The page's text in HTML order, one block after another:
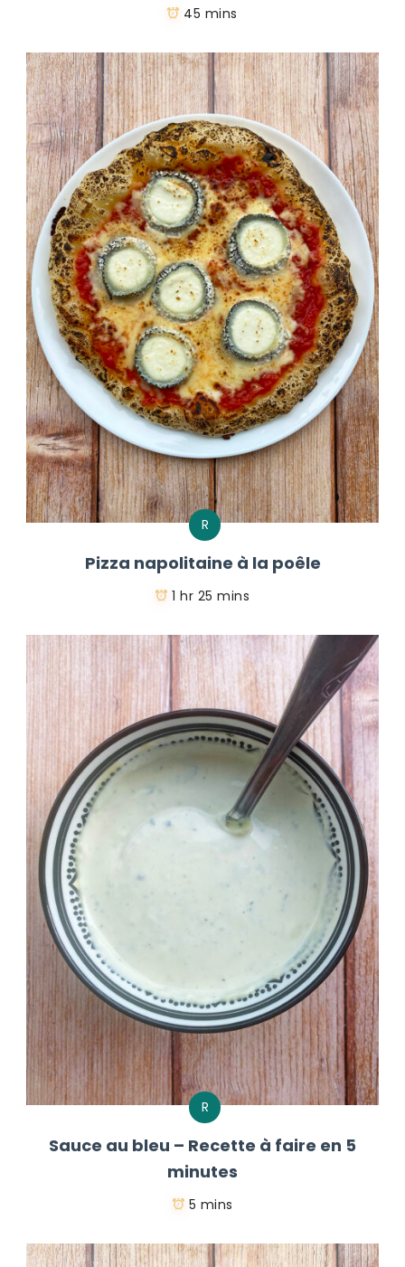
45 mins
R
Pizza napolitaine à la poêle
1 hr 25 mins
R
Sauce au bleu – Recette à faire en 5
minutes
5 mins